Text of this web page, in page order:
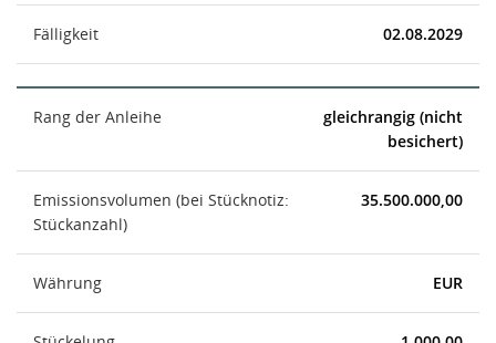
Fälligkeit 02.08.2029
Rang der Anleihe
gleichrangig (nicht
besichert)
Emissionsvolumen (bei Stücknotiz:
Stückanzahl)
35.500.000,00
Währung EUR